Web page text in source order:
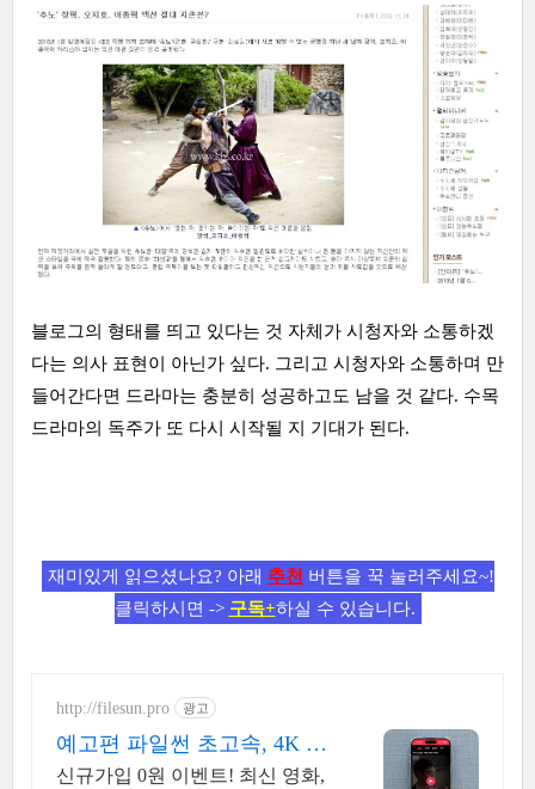
블로그의 형태를 띄고 있다는 것 자체가 시청자와 소통하겠
다는 의사 표현이 아닌가 싶다. 그리고 시청자와 소통하며 만
들어간다면 드라마는 충분히 성공하고도 남을 것 같다. 수목
드라마의 독주가 또 다시 시작될 지 기대가 된다.
재미있게 읽으셨나요? 아래 추천 버튼을 꾹 눌러주세요~!
클릭하시면 -> 구독+하실 수 있습니다.
http://filesun.pro 광고
예고편 파일썬 초고속, 4K 실
시간 보기!
신규가입 0원 이벤트! 최신 영화,